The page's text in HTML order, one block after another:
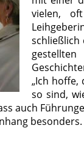
vielen,
„Ich
so sind,
auch
besonders.